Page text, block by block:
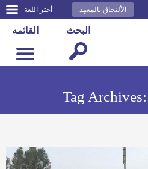
أختر اللغة الألتحاق بالمعهد
القائمه البحث
Tag Archives: